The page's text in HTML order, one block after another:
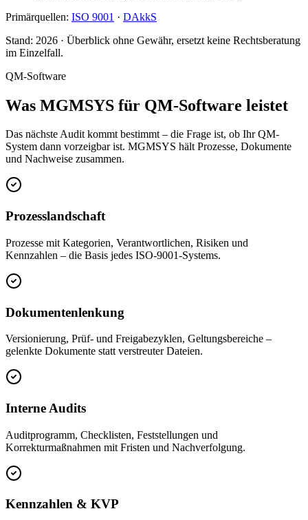
Primärquellen: ISO 9001 · DAkkS
Stand: 2026 · Überblick ohne Gewähr, ersetzt keine Rechtsberatung
im Einzelfall.
QM-Software
Was MGMSYS für QM-Software leistet
Das nächste Audit kommt bestimmt – die Frage ist, ob Ihr QM-
System dann vorzeigbar ist. MGMSYS hält Prozesse, Dokumente
und Nachweise zusammen.
Prozesslandschaft
Prozesse mit Kategorien, Verantwortlichen, Risiken und
Kennzahlen – die Basis jedes ISO-9001-Systems.
Dokumentenlenkung
Versionierung, Prüf- und Freigabezyklen, Geltungsbereiche –
gelenkte Dokumente statt verstreuter Dateien.
Interne Audits
Auditprogramm, Checklisten, Feststellungen und
Korrekturmaßnahmen mit Fristen und Nachverfolgung.
Kennzahlen & KVP